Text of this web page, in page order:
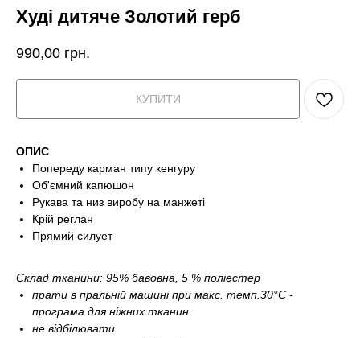
Худі дитяче Золотий герб
990,00 грн.
КУПИТИ
ОПИС
Попереду карман типу кенгуру
Об'ємний капюшон
Рукава та низ виробу на манжеті
Крій реглан
Прямий силует
Склад тканини: 95% бавовна, 5 % поліестер
прати в пральній машині при макс. темп.30°С -
програма для ніжних тканин
не відбілювати